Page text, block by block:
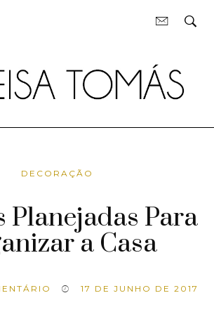
DECORAÇÃO
Planejadas Para
a Casa
17 DE JUNHO DE 2017